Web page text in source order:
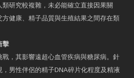
研究較複雜，未必能確立直接因果關
健康、精子品質與生殖結果之間存在類
擊
，其影響遠超心血管疾病與糖尿病。針
男性伴侶的精子DNA碎片化程度及精液